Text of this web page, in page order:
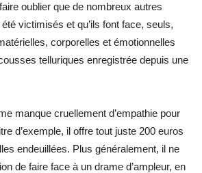
oublier que de nombreux autres
victimisés et qu’ils font face, seuls,
corporelles et émotionnelles
telluriques enregistrée depuis une
manque cruellement d’empathie pour
d’exemple, il offre tout juste 200 euros
endeuillées. Plus généralement, il ne
de faire face à un drame d’ampleur, en